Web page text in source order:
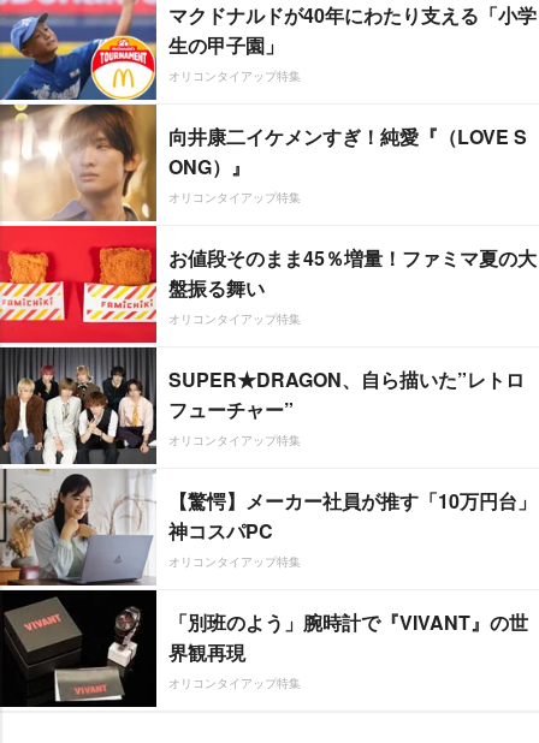
マクドナルドが40年にわたり支える「小学
生の甲子園」
オリコンタイアップ特集
向井康二イケメンすぎ！純愛『（LOVE S
ONG）』
オリコンタイアップ特集
お値段そのまま45％増量！ファミマ夏の大
盤振る舞い
オリコンタイアップ特集
SUPER★DRAGON、自ら描いた”レトロ
フューチャー”
オリコンタイアップ特集
【驚愕】メーカー社員が推す「10万円台」
神コスパPC
オリコンタイアップ特集
「別班のよう」腕時計で『VIVANT』の世
界観再現
オリコンタイアップ特集